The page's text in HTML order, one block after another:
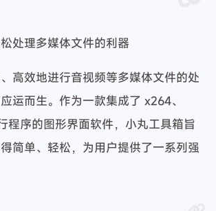
处理多媒体文件的利器
高效地进行音视频等多媒体文件的处
运而生。作为一款集成了 x264、
程序的图形界面软件，小丸工具箱旨
简单、轻松，为用户提供了一系列强